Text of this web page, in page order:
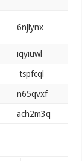
6njlynx
iqyiuwl
tspfcql
n65qvxf
ach2m3q